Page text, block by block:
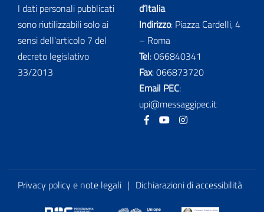
I dati personali pubblicati
sono riutilizzabili solo ai
sensi dell'articolo 7 del
decreto legislativo
33/2013
d’Italia
Indirizzo: Piazza Cardelli, 4
– Roma
Tel:066840341
Fax:066873720
Email PEC:
upi@messaggipec.it
FacebookYoutube
Privacy policy e note legali | Dichiarazioni di accessibilità